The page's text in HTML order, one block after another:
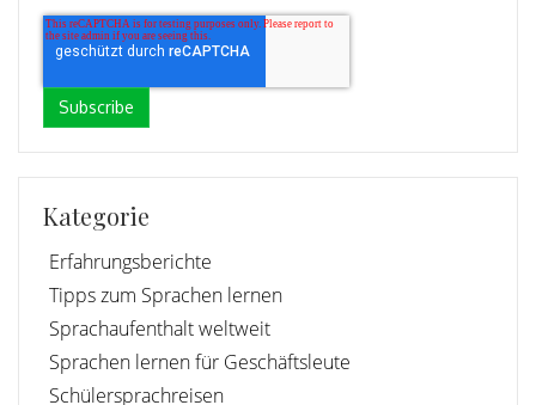
Kategorie
Erfahrungsberichte
Tipps zum Sprachen lernen
Sprachaufenthalt weltweit
Sprachen lernen für Geschäftsleute
Schülersprachreisen